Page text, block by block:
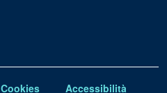
Cookies Accessibilità